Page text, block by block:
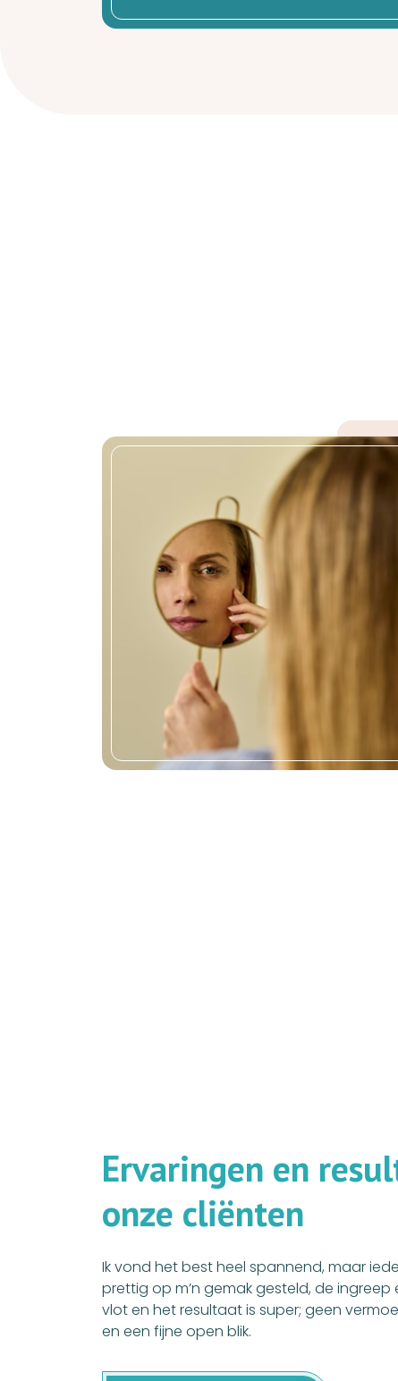
Ervaringen en resul
onze cliënten
Ik vond het best heel spannend, maar
prettig op m’n gemak gesteld, de ingreep
vlot en het resultaat is super; geen
en een fijne open blik.